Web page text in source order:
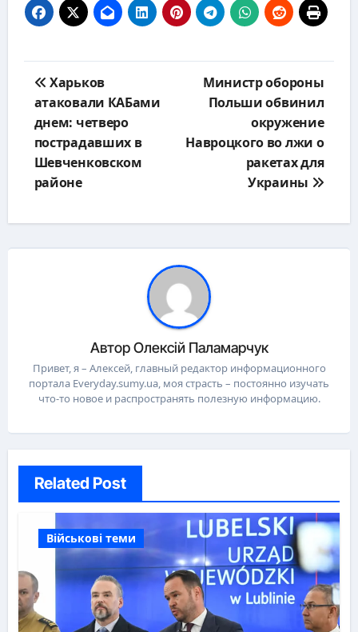
по
записям
Харьков
атаковали КАБами
днем: четверо
пострадавших в
Шевченковском
районе
Министр обороны
Польши обвинил
окружение
Навроцкого во лжи о
ракетах для
Украины
АвторОлексій Паламарчук
Привет, я – Алексей, главный редактор информационного
портала Everyday.sumy.ua, моя страсть – постоянно изучать
что-то новое и распространять полезную информацию.
Related Post
Військові теми